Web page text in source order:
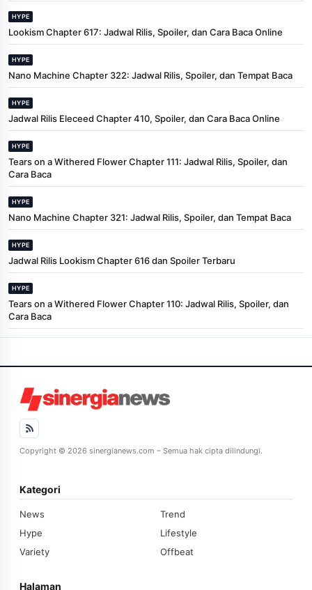
HYPE
Lookism Chapter 617: Jadwal Rilis, Spoiler, dan Cara Baca Online
HYPE
Nano Machine Chapter 322: Jadwal Rilis, Spoiler, dan Tempat Baca
HYPE
Jadwal Rilis Eleceed Chapter 410, Spoiler, dan Cara Baca Online
HYPE
Tears on a Withered Flower Chapter 111: Jadwal Rilis, Spoiler, dan
Cara Baca
HYPE
Nano Machine Chapter 321: Jadwal Rilis, Spoiler, dan Tempat Baca
HYPE
Jadwal Rilis Lookism Chapter 616 dan Spoiler Terbaru
HYPE
Tears on a Withered Flower Chapter 110: Jadwal Rilis, Spoiler, dan
Cara Baca
Copyright © 2026 sinergianews.com – Semua hak cipta dilindungi.
Kategori
News
Trend
Hype
Lifestyle
Variety
Offbeat
Halaman